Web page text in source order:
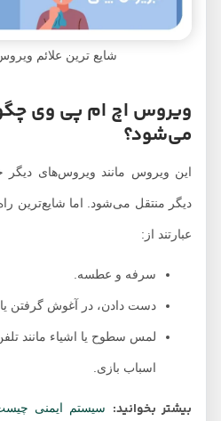
شایع ترین علائم ویروس
ویروس اچ ام پی وی
می‌شود؟
این ویروس مانند ویروس‌های دیگر
دیگر منتقل می‌شود. اما شایع‌ترین
عبارتند از:
سرفه و عطسه.
دست دادن، در آغوش گرفتن یا
لمس سطوح یا اشیاء مانند تلفن،
اسباب بازی.
بیشتر بخوانید: سیستم ایمنی چیست؟